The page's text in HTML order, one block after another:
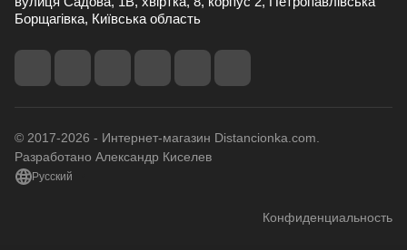
Борщагівка, Київська область
© 2017-2026 - Интернет-магазин Distancionka.com.
Разработано Александр Киселев
Русский
Конфиденциальность